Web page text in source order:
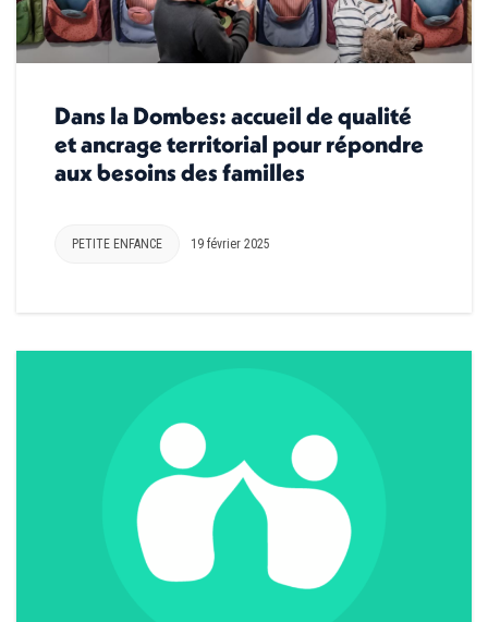
Dans la Dombes: accueil de qualité
et ancrage territorial pour répondre
aux besoins des familles
PETITE ENFANCE 19 février 2025